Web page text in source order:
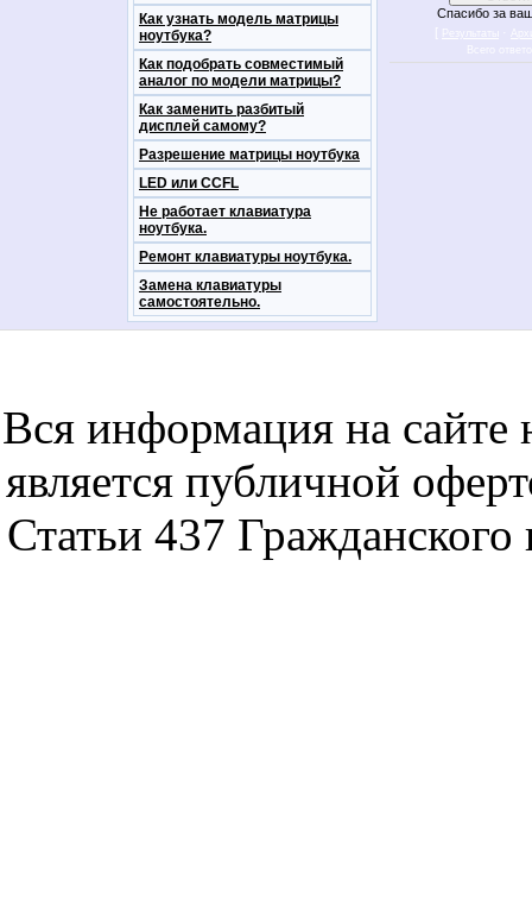
Как узнать модель матрицы
ноутбука?
Как подобрать совместимый
аналог по модели матрицы?
Как заменить разбитый
дисплей самому?
Разрешение матрицы ноутбука
LED или CCFL
Не работает клавиатура
ноутбука.
Ремонт клавиатуры ноутбука.
Замена клавиатуры
самостоятельно.
Спасибо за
Вся информация на сайте
является публичной
Статьи 437